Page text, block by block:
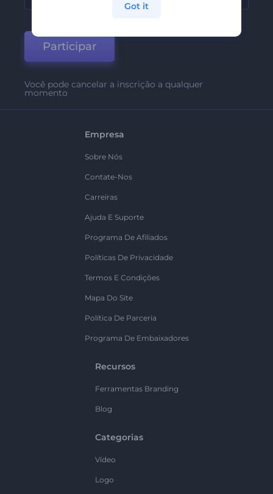
Participar
Você pode cancelar a inscrição a qualquer
momento
Empresa
Sobre Nós
Contate-Nos
Carreiras
Ajuda E Suporte
Programa De Afiliados
Políticas De Privacidade
Termos E Condições
Mapa Do Site
Política De Parceria
Programa De Embaixadores
Recursos
Ferramentas Branding
Blog
Categorias
Vídeo
Logo
Got it